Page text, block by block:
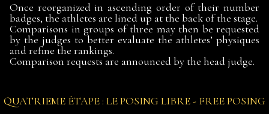
Once reorganized in ascending order of their number
badges, the athletes are lined up at the back of the stage.
Comparisons in groups of three may then be requested
by the judges to better evaluate the athletes’ physiques
and refine the rankings.
Comparison requests are announced by the head judge.
QUATRIEME ÉTAPE : LE POSING LIBRE - FREE POSING